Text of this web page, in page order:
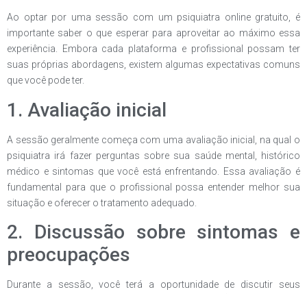
Ao optar por uma sessão com um psiquiatra online gratuito, é
importante saber o que esperar para aproveitar ao máximo essa
experiência. Embora cada plataforma e profissional possam ter
suas próprias abordagens, existem algumas expectativas comuns
que você pode ter.
1. Avaliação inicial
A sessão geralmente começa com uma avaliação inicial, na qual o
psiquiatra irá fazer perguntas sobre sua saúde mental, histórico
médico e sintomas que você está enfrentando. Essa avaliação é
fundamental para que o profissional possa entender melhor sua
situação e oferecer o tratamento adequado.
2. Discussão sobre sintomas e
preocupações
Durante a sessão, você terá a oportunidade de discutir seus